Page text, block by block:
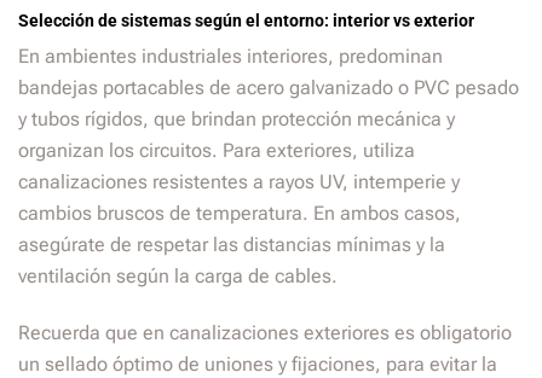
Selección de sistemas según el entorno: interior vs exterior
En ambientes industriales interiores, predominan
bandejas portacables de acero galvanizado o PVC pesado
y tubos rígidos, que brindan protección mecánica y
organizan los circuitos. Para exteriores, utiliza
canalizaciones resistentes a rayos UV, intemperie y
cambios bruscos de temperatura. En ambos casos,
asegúrate de respetar las distancias mínimas y la
ventilación según la carga de cables.
Recuerda que en canalizaciones exteriores es obligatorio
un sellado óptimo de uniones y fijaciones, para evitar la